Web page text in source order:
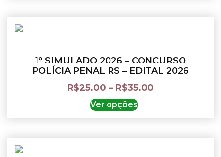
1º SIMULADO 2026 – CONCURSO
POLÍCIA PENAL RS – EDITAL 2026
R$25.00 – R$35.00
Ver opções